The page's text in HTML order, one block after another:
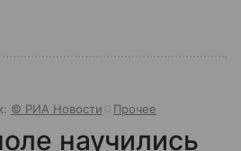
© РИА Новости Прочее
научились